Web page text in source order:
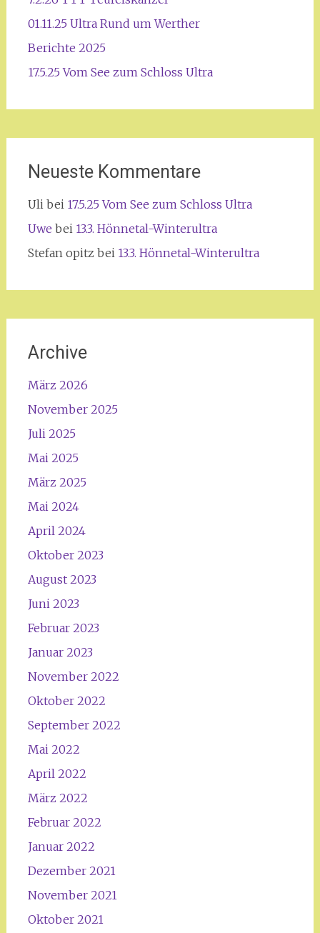
01.11.25 Ultra Rund um Werther
Berichte 2025
17.5.25 Vom See zum Schloss Ultra
Neueste Kommentare
Ulibei 17.5.25 Vom See zum Schloss Ultra
Uwe bei 13.3. Hönnetal-Winterultra
Stefan opitz bei 13.3. Hönnetal-Winterultra
Archive
März 2026
November 2025
Juli 2025
Mai 2025
März 2025
Mai 2024
April 2024
Oktober 2023
August 2023
Juni 2023
Februar 2023
Januar 2023
November 2022
Oktober 2022
September 2022
Mai 2022
April 2022
März 2022
Februar 2022
Januar 2022
Dezember 2021
November 2021
Oktober 2021